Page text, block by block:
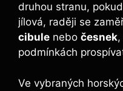
druhou stranu,
jílová, raději se
cibule nebo česnek
podmínkách
Ve vybraných